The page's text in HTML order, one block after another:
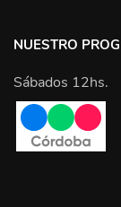
NUESTRO
Sábados 12hs.